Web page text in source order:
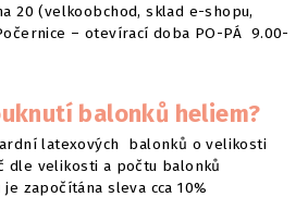
20 (velkoobchod, sklad e-shopu,
– otevírací doba PO-PÁ 9.00-
balonků heliem?
latexových balonků o velikosti
dle velikosti a počtu balonků
započítána sleva cca 10%